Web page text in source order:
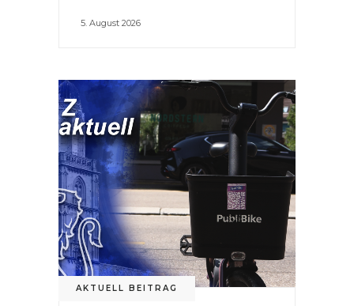
5. August 2026
AKTUELL BEITRAG